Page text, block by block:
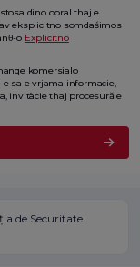
dino opral thaj e
eksplicitno somdaśimos
o Explicitno
komersialo
e sa e vrjama informacie,
invitàcie thaj procesură e
de Securitate